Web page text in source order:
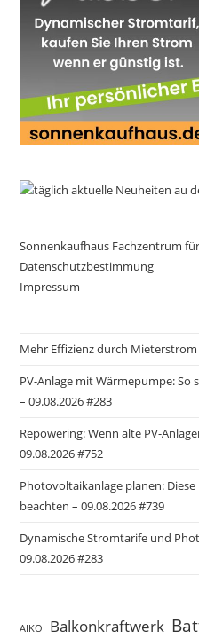
Sonnenkaufhaus Fachzentrum
Datenschutzbestimmung
Impressum
Mehr Effizienz durch
PV-Anlage mit Wärmepumpe:
– 09.08.2026 #283
Repowering: Wenn alte PV-
09.08.2026 #752
Photovoltaikanlage planen:
beachten – 09.08.2026 #739
Dynamische Stromtarife und
09.08.2026 #283
AIKO Balkonkraftwerk